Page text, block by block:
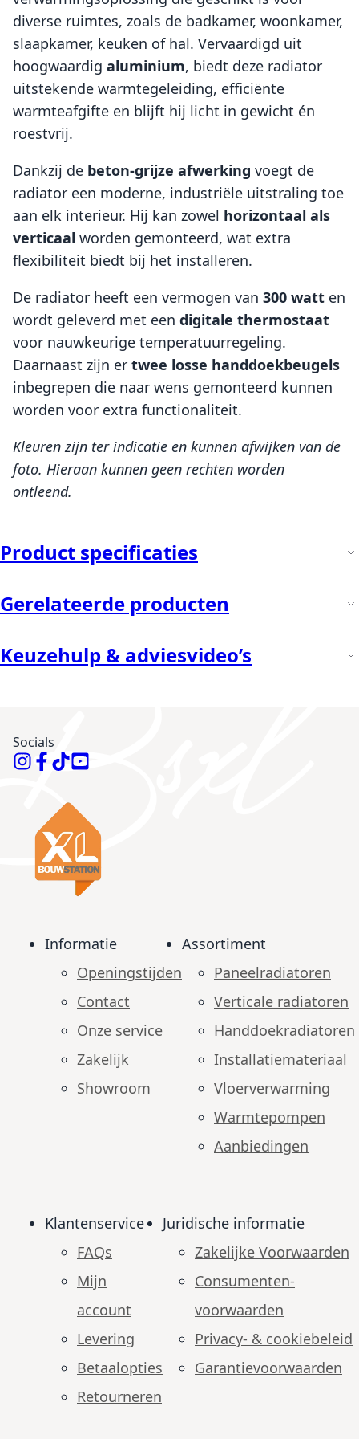
diverse ruimtes, zoals de badkamer, woonkamer,
slaapkamer, keuken of hal. Vervaardigd uit
hoogwaardig aluminium, biedt deze radiator
uitstekende warmtegeleiding, efficiënte
warmteafgifte en blijft hij licht in gewicht én
roestvrij.
Dankzij de beton-grijze afwerking voegt de
radiator een moderne, industriële uitstraling toe
aan elk interieur. Hij kan zowel horizontaal als
verticaal worden gemonteerd, wat extra
flexibiliteit biedt bij het installeren.
De radiator heeft een vermogen van 300 watt en
wordt geleverd met een digitale thermostaat
voor nauwkeurige temperatuurregeling.
Daarnaast zijn er twee losse handdoekbeugels
inbegrepen die naar wens gemonteerd kunnen
worden voor extra functionaliteit.
Kleuren zijn ter indicatie en kunnen afwijken van de
foto. Hieraan kunnen geen rechten worden
ontleend.
Product specificaties
Gerelateerde producten
Keuzehulp & adviesvideo’s
Socials
Informatie
Openingstijden
Contact
Onze service
Zakelijk
Showroom
Assortiment
Paneelradiatoren
Verticale radiatoren
Handdoekradiatoren
Installatiemateriaal
Vloerverwarming
Warmtepompen
Aanbiedingen
Klantenservice
FAQs
Mijn
account
Levering
Betaalopties
Retourneren
Juridische informatie
Zakelijke Voorwaarden
Consumenten­
voorwaarden
Privacy- & cookiebeleid
Garantie­voorwaarden